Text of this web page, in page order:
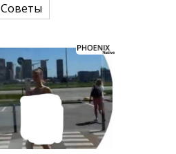
Советы